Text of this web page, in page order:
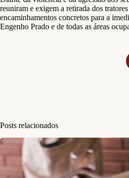
reuniram e exigem a retirada dos
encaminhamentos concretos para a
Engenho Prado e de todas as áreas
Posts relacionados